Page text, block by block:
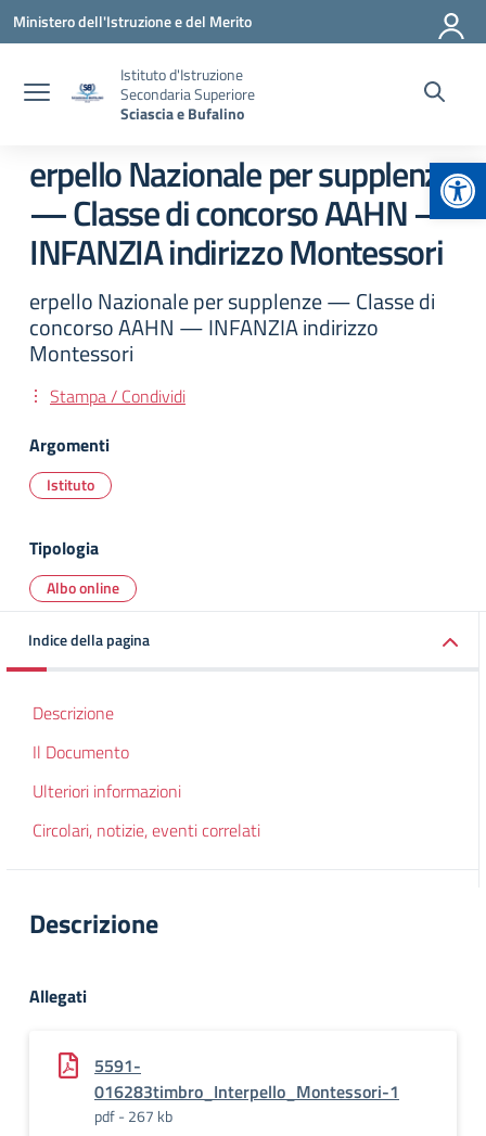
Vai ai contenuti
Vai al menu di navigazione
Vai al footer
Ministero dell'Istruzione e del Merito
Istituto d'Istruzione
Secondaria Superiore
Sciascia e Bufalino
erpello Nazionale per supplenze
— Classe di concorso AAHN —
INFANZIA indirizzo Montessori
erpello Nazionale per supplenze — Classe di
concorso AAHN — INFANZIA indirizzo
Montessori
Stampa / Condividi
Argomenti
Istituto
Tipologia
Albo online
Indice della pagina
Descrizione
Il Documento
Ulteriori informazioni
Circolari, notizie, eventi correlati
Descrizione
Allegati
5591-
016283timbro_Interpello_Montessori-1
pdf - 267 kb